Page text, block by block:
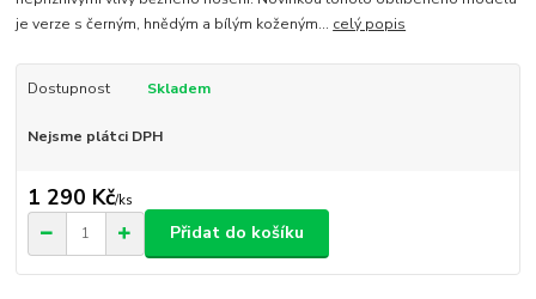
je verze s černým, hnědým a bílým koženým... celý popis
Dostupnost Skladem
Nejsme plátci DPH
1 290 Kč/ks
Přidat do košíku